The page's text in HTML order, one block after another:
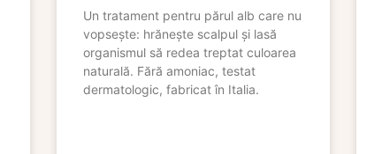
Un tratament pentru părul alb care nu
vopsește: hrănește scalpul și lasă
organismul să redea treptat culoarea
naturală. Fără amoniac, testat
dermatologic, fabricat în Italia.